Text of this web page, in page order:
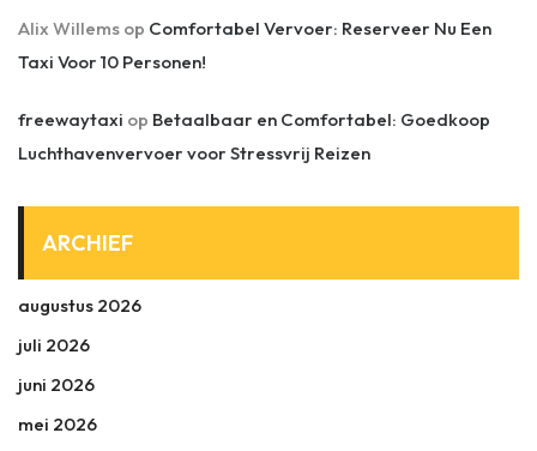
Alix Willems op Comfortabel Vervoer: Reserveer Nu Een
Taxi Voor 10 Personen!
freewaytaxi op Betaalbaar en Comfortabel: Goedkoop
Luchthavenvervoer voor Stressvrij Reizen
ARCHIEF
augustus 2026
juli 2026
juni 2026
mei 2026